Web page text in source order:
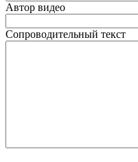
Автор видео
Сопроводительный текст